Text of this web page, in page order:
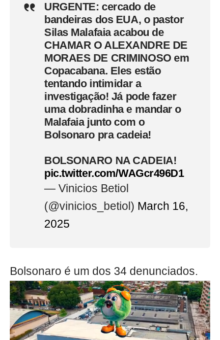
URGENTE: cercado de
bandeiras dos EUA, o pastor
Silas Malafaia acabou de
CHAMAR O ALEXANDRE DE
MORAES DE CRIMINOSO em
Copacabana. Eles estão
tentando intimidar a
investigação! Já pode fazer
uma dobradinha e mandar o
Malafaia junto com o
Bolsonaro pra cadeia!
BOLSONARO NA CADEIA!
pic.twitter.com/WAGcr496D1
— Vinicios Betiol
(@vinicios_betiol) March 16,
2025
Bolsonaro é um dos 34 denunciados.